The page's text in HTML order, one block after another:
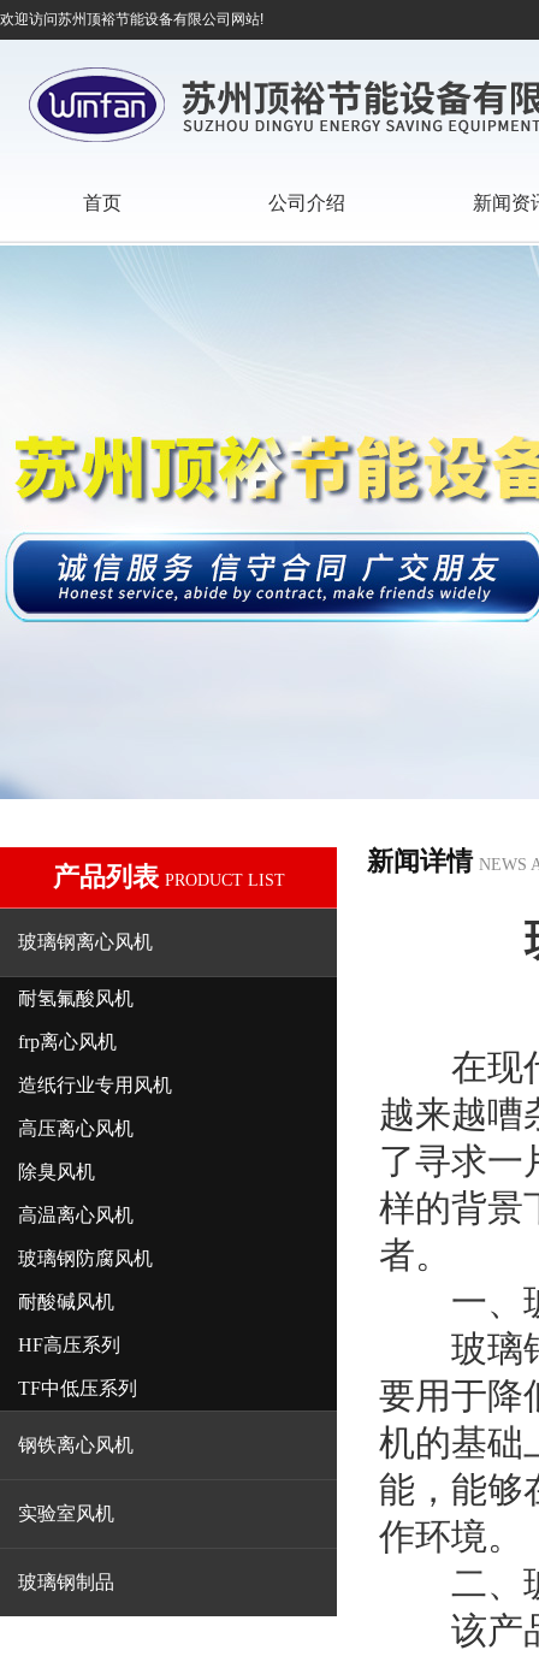
欢迎访问苏州顶裕节能设备有限公司网站!
首页 公司介绍 新闻资
产品列表 PRODUCT LIST
玻璃钢离心风机
耐氢氟酸风机
frp离心风机
造纸行业专用风机
高压离心风机
除臭风机
高温离心风机
玻璃钢防腐风机
耐酸碱风机
HF高压系列
TF中低压系列
钢铁离心风机
实验室风机
玻璃钢制品
新闻详情 NEWS
在现代
越来越嘈
了寻求一
样的背景
者。
一、玻
玻璃
要用于降
机的基础
能，能够
作环境。
二、玻
该产品